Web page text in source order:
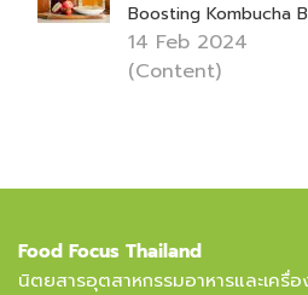
Boosting Kombucha
14 Feb 2024
(Content)
Food Focus Thailand
นิตยสารอุตสาหกรรมอาหารและเครื่